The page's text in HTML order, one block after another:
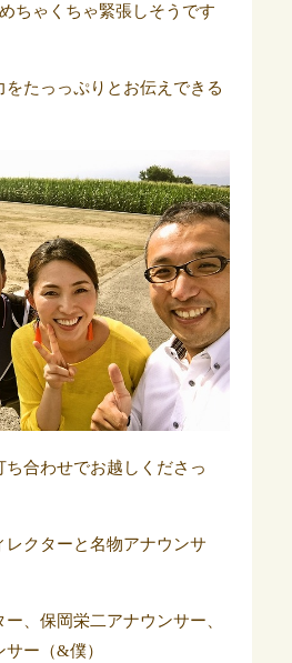
ちゃくちゃ緊張しそうです
たっっぷりとお伝えできる
合わせでお越しくださっ
レクターと名物アナウンサ
、保岡栄二アナウンサー、
ー（&僕）